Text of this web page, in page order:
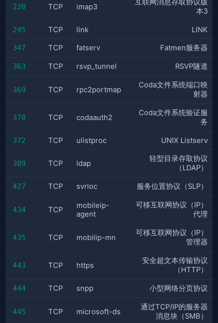
220 TCP imap3
互联网消息存取协议版
本3
245 TCP link LINK
347 TCP fatserv Fatmen服务器
363 TCP rsvp_tunnel RSVP隧道
369 TCP rpc2portmap
Coda文件系统端口映
射器
370 TCP codaauth2
Coda文件系统验证服
务
372 TCP ulistproc UNIX Listserv
389 TCP ldap
轻型目录存取协议
（LDAP）
427 TCP svrloc 服务位置协议（SLP）
434 TCP
mobileip-
agent
可移互联网协议（IP）
代理
435 TCP mobilip-mn
可移互联网协议（IP）
管理器
443 TCP https
安全超文本传输协议
（HTTP）
444 TCP snpp 小型网络分页协议
445 TCP microsoft-ds
通过TCP/IP的服务器
消息块（SMB）